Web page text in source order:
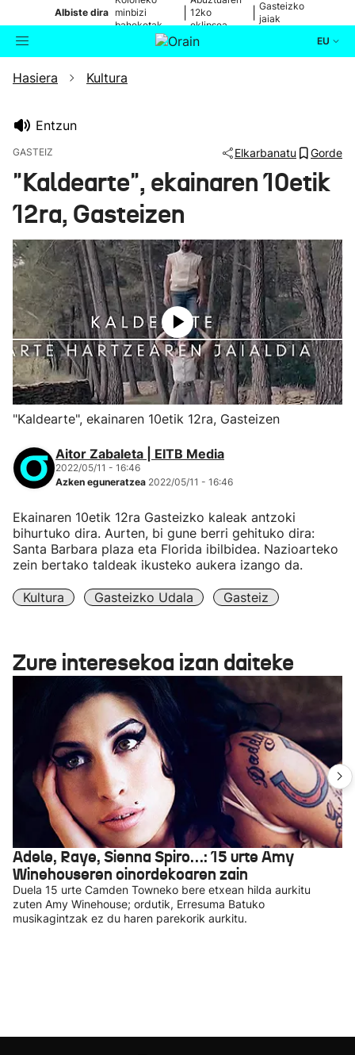
Albiste dira minbizi
baheketak
12ko
eklipsea
Gasteizko
jaiak
EU
Bilatzailea
Ikusmiran
Eguraldia
Hasiera Kultura
Entzun
GASTEIZ Elkarbanatu Gorde
"Kaldearte", ekainaren 10etik
12ra, Gasteizen
"Kaldearte", ekainaren 10etik 12ra, Gasteizen
Aitor Zabaleta | EITB Media
2022/05/11 - 16:46
Azken eguneratzea 2022/05/11 - 16:46
Ekainaren 10etik 12ra Gasteizko kaleak antzoki
bihurtuko dira. Aurten, bi gune berri gehituko dira:
Santa Barbara plaza eta Florida ibilbidea. Nazioarteko
zein bertako taldeak ikusteko aukera izango da.
Kultura Gasteizko Udala Gasteiz
Zure interesekoa izan daiteke
Adele, Raye, Sienna Spiro…: 15 urte Amy
Winehouseren oinordekoaren zain
Duela 15 urte Camden Towneko bere etxean hilda aurkitu
zuten Amy Winehouse; ordutik, Erresuma Batuko
musikagintzak ez du haren parekorik aurkitu.